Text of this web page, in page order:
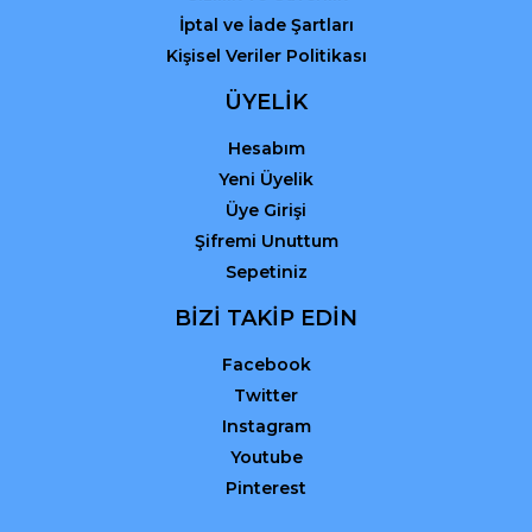
İptal ve İade Şartları
Kişisel Veriler Politikası
ÜYELİK
Hesabım
Yeni Üyelik
Üye Girişi
Şifremi Unuttum
Sepetiniz
BİZİ TAKİP EDİN
Facebook
Twitter
Instagram
Youtube
Pinterest